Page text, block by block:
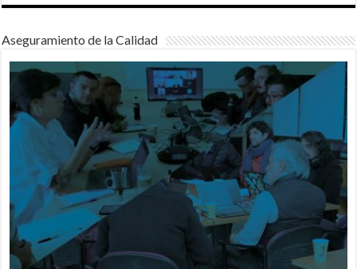
Aseguramiento de la Calidad